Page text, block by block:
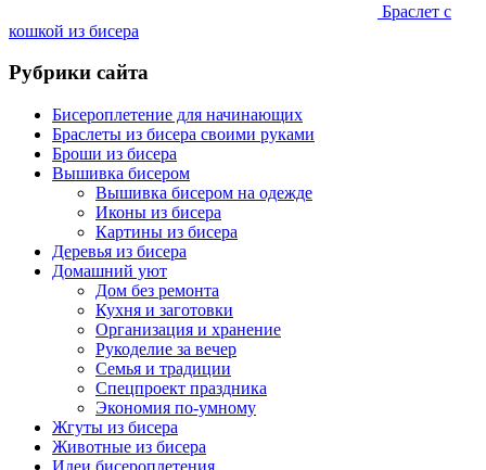
Браслет с
кошкой из бисера
Рубрики сайта
Бисероплетение для начинающих
Браслеты из бисера своими руками
Броши из бисера
Вышивка бисером
Вышивка бисером на одежде
Иконы из бисера
Картины из бисера
Деревья из бисера
Домашний уют
Дом без ремонта
Кухня и заготовки
Организация и хранение
Рукоделие за вечер
Семья и традиции
Спецпроект праздника
Экономия по-умному
Жгуты из бисера
Животные из бисера
Идеи бисероплетения